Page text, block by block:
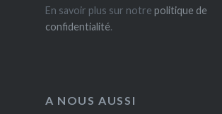
En savoir plus sur notre politique de
confidentialité.
A NOUS AUSSI